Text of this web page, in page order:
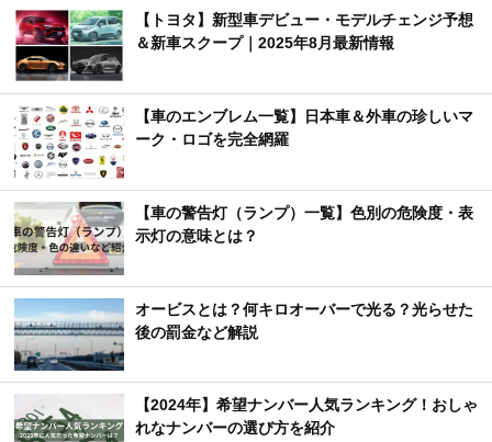
【トヨタ】新型車デビュー・モデルチェンジ予想
＆新車スクープ｜2025年8月最新情報
【車のエンブレム一覧】日本車＆外車の珍しいマ
ーク・ロゴを完全網羅
【車の警告灯（ランプ）一覧】色別の危険度・表
示灯の意味とは？
オービスとは？何キロオーバーで光る？光らせた
後の罰金など解説
【2024年】希望ナンバー人気ランキング！おしゃ
れなナンバーの選び方を紹介